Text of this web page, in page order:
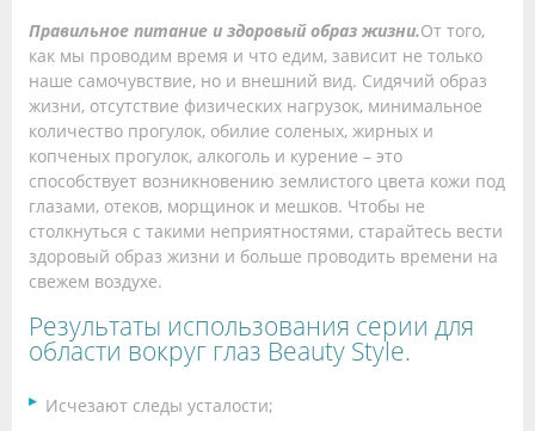
Правильное питание и здоровый образ жизни.От того,
как мы проводим время и что едим, зависит не только
наше самочувствие, но и внешний вид. Сидячий образ
жизни, отсутствие физических нагрузок, минимальное
количество прогулок, обилие соленых, жирных и
копченых прогулок, алкоголь и курение – это
способствует возникновению землистого цвета кожи под
глазами, отеков, морщинок и мешков. Чтобы не
столкнуться с такими неприятностями, старайтесь вести
здоровый образ жизни и больше проводить времени на
свежем воздухе.
Результаты использования серии для
области вокруг глаз Beauty Style.
Исчезают следы усталости;